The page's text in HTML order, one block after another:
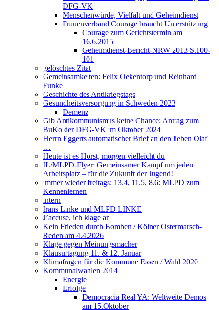
DFG-VK
Menschenwürde, Vielfalt und Geheimdienst
Frauenverband Courage braucht Unterstützung
Courage zum Gerichtstermin am
16.6.2015
Geheimdienst-Bericht-NRW 2013 S.100-
101
gelöschtes Zitat
Gemeinsamkeiten: Felix Oekentorp und Reinhard
Funke
Geschichte des Antikriegstags
Gesundheitsversorgung in Schweden 2023
Demenz
Gib Antikommunismus keine Chance: Antrag zum
BuKo der DFG-VK im Oktober 2024
Herrn Eggerts automatischer Brief an den lieben Olaf
…
Heute ist es Horst, morgen vielleicht du
IL/MLPD-Flyer: Gemeinsamer Kampf um jeden
Arbeitsplatz – für die Zukunft der Jugend!
immer wieder freitags: 13.4, 11.5, 8.6: MLPD zum
Kennenlernen
intern
Irans Linke und MLPD LINKE
J’accuse, ich klage an
Kein Frieden durch Bomben / Kölner Ostermarsch-
Reden am 4.4.2026
Klage gegen Meinungsmacher
Klausurtagung 11. & 12. Januar
Klimafragen für die Kommune Essen / Wahl 2020
Kommunalwahlen 2014
Energie
Erfolge
Democracia Real YA: Weltweite Demos
am 15.Oktober